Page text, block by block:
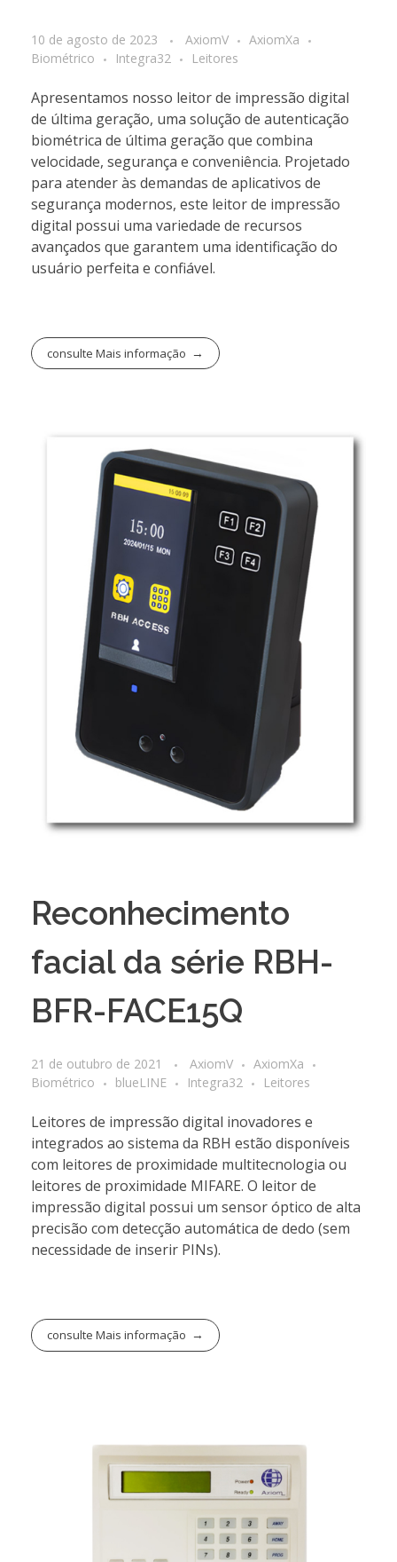
10 de agosto de 2023 AxiomV
AxiomXa
Biométrico
Integra32 Leitores
Apresentamos nosso leitor de impressão digital
de última geração, uma solução de autenticação
biométrica de última geração que combina
velocidade, segurança e conveniência. Projetado
para atender às demandas de aplicativos de
segurança modernos, este leitor de impressão
digital possui uma variedade de recursos
avançados que garantem uma identificação do
usuário perfeita e confiável.
consulte Mais informação
Reconhecimento
facial da série RBH-
BFR-FACE15Q
21 de outubro de 2021 AxiomV
AxiomXa
Biométrico
blueLINE Integra32 Leitores
Leitores de impressão digital inovadores e
integrados ao sistema da RBH estão disponíveis
com leitores de proximidade multitecnologia ou
leitores de proximidade MIFARE. O leitor de
impressão digital possui um sensor óptico de alta
precisão com detecção automática de dedo (sem
necessidade de inserir PINs).
consulte Mais informação